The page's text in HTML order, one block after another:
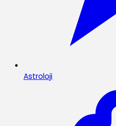
Astroloji